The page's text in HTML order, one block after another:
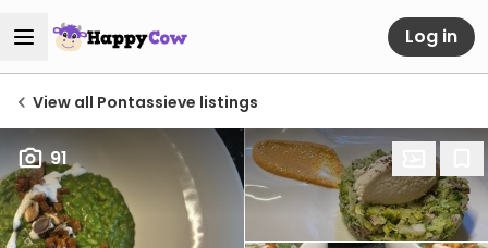
Log in
View all Pontassieve listings
91